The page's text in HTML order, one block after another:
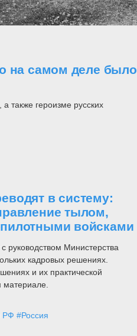
на самом деле было
также героизме русских
в систему:
тылом,
войсками
руководством Министерства
кадровых решениях.
и их практической
РФ #Россия